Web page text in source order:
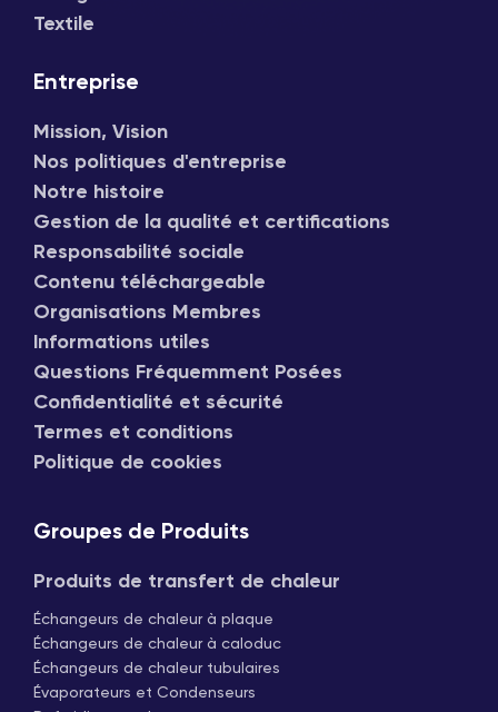
Textile
Entreprise
Mission, Vision
Nos politiques d'entreprise
Notre histoire
Gestion de la qualité et certifications
Responsabilité sociale
Contenu téléchargeable
Organisations Membres
Informations utiles
Questions Fréquemment Posées
Confidentialité et sécurité
Termes et conditions
Politique de cookies
Groupes de Produits
Produits de transfert de chaleur
Échangeurs de chaleur à plaque
Échangeurs de chaleur à caloduc
Échangeurs de chaleur tubulaires
Évaporateurs et Condenseurs